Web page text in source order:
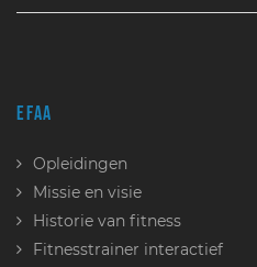
EFAA
Opleidingen
Missie en visie
Historie van fitness
Fitnesstrainer interactief